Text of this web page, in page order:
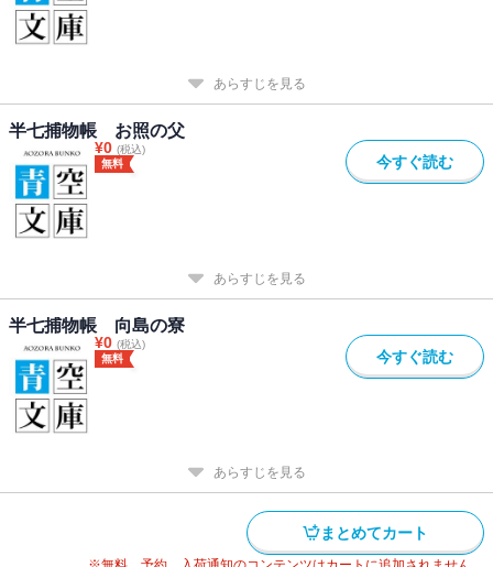
あらすじを見る
半七捕物帳 お照の父
¥0 (税込)
無料
今すぐ読む
あらすじを見る
半七捕物帳 向島の寮
¥0 (税込)
無料
今すぐ読む
あらすじを見る
まとめてカート